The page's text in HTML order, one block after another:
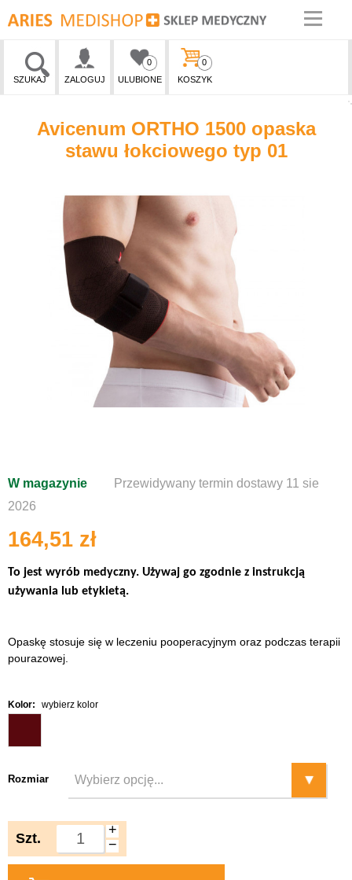
SZUKAJ ZALOGUJ ULUBIONE
0
KOSZYK
0
Avicenum ORTHO 1500 opaska
stawu łokciowego typ 01
W magazynie
Przewidywany termin dostawy 11 sie
2026
164,51 zł
To jest wyrób medyczny. Używaj go zgodnie z instrukcją
używania lub etykietą.
Opaskę stosuje się w leczeniu pooperacyjnym oraz podczas terapii
pourazowej.
Kolor: wybierz kolor
Rozmiar
Szt.
+
−